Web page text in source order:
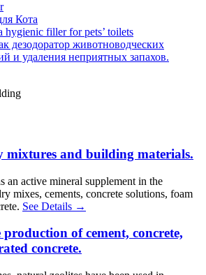
Кота
hygienic filler for pets’ toilets
дезодоратор животноводческих
и удаления неприятных запахов.
mixtures and building materials.
an active mineral supplement in the
mixes, cements, concrete solutions, foam
See Details →
of cement, concrete,
concrete.